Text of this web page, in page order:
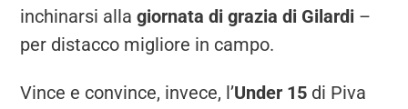
inchinarsi allagiornata di grazia di Gilardi –
per distacco migliore in campo.
Vince e convince, invece, l’Under 15 di Piva